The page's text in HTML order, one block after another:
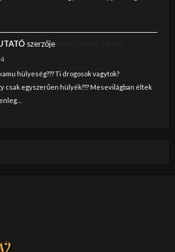
szerzője
hülyeség??? Ti drogosok vagytok?
csak egyszerűen hülyék??? Mesevilágban éltek